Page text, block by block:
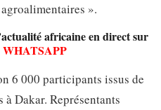
».
africaine en direct sur
WHATSAPP
6 000 participants issus de
Dakar. Représentants